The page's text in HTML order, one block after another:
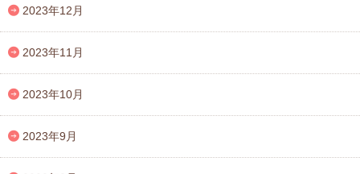
2023年12月
2023年11月
2023年10月
2023年9月